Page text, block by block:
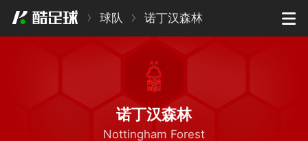
球队 诺丁汉森林
诺丁汉森林
Nottingham Forest